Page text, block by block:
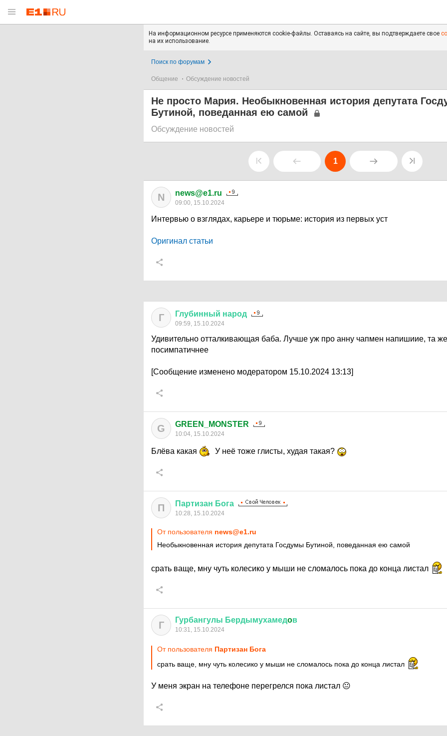
На информационном ресурсе применяются cookie-файлы. Оставаясь на сайте, вы подтверждаете свое
на их использование.
Поиск по форумам
Общение Обсуждение новостей
Не просто Мария. Необыкновенная история депутата
Бутиной, поведанная ею самой
Обсуждение новостей
1
N news@e1.ru
09:00, 15.10.2024
Интервью о взглядах, карьере и тюрьме: история из первых уст
Оригинал статьи
Г Глубинный народ
09:59, 15.10.2024
Удивительно отталкивающая баба. Лучше уж про анну чапмен напишиие, та же
посимпатичнее
[Сообщение изменено модератором 15.10.2024 13:13]
G GREEN_MONSTER
10:04, 15.10.2024
Блёва какая У неё тоже глисты, худая такая?
П Партизан Бога
10:28, 15.10.2024
От пользователя news@e1.ru
Необыкновенная история депутата Госдумы Бутиной, поведанная ею самой
срать ваще, мну чуть колесико у мыши не сломалось пока до конца листал
Г Гурбангулы Бердымухамедoв
10:31, 15.10.2024
От пользователя Партизан Бога
срать ваще, мну чуть колесико у мыши не сломалось пока до конца листал
У меня экран на телефоне перегрелся пока листал 😐